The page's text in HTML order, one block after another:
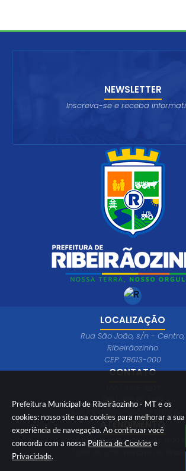
Prefeitura Municipal de Ribeirãozinho - MT e os
cookies: nosso site usa cookies para melhorar a sua
experiência de navegação. Ao continuar você
concorda com a nossa Política de Cookies e
Privacidade.
LOCALIZAÇÃO
Rua São João, s/n - Centro,
Ribeirãozinho
CEP: 78613-000
CONTATO
(66) 99649-1746
ATENDIMENTO
Segunda à Sexta 08:00 às 11:00
13:00 às 17:00 horário de
NEWSLETTER
Inscreva-se e receba